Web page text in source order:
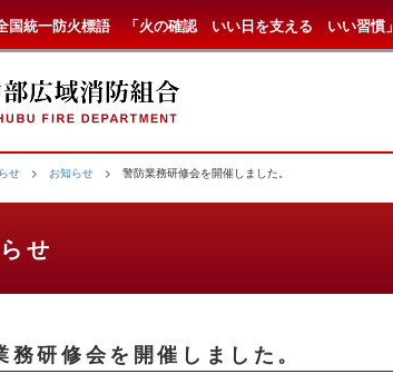
国統一防火標語 「火の確認 いい日を支える いい習慣」
せ > お知らせ > 警防業務研修会を開催しました。
せ
務研修会を開催しました。